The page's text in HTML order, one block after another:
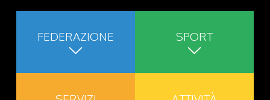
FEDERAZIONE SPORT